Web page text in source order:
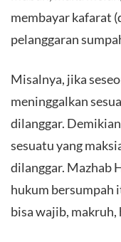
membayar kafarat
pelanggaran
Misalnya, jika
meninggalkan
dilanggar.
sesuatu yang
dilanggar. Mazhab
hukum bersumpah
bisa wajib, makruh,